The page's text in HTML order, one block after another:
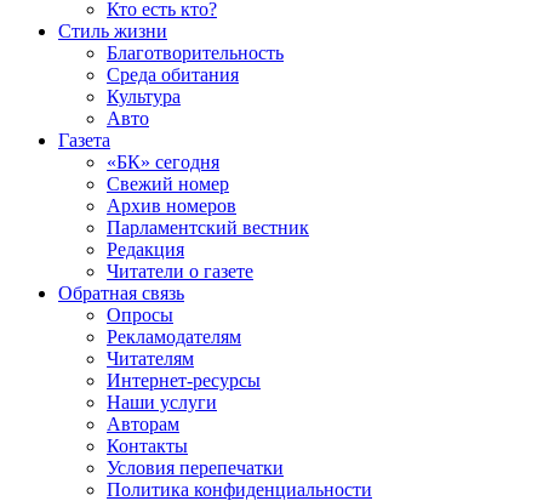
Кто есть кто?
Стиль жизни
Благотворительность
Среда обитания
Культура
Авто
Газета
«БК» сегодня
Свежий номер
Архив номеров
Парламентский вестник
Редакция
Читатели о газете
Обратная связь
Опросы
Рекламодателям
Читателям
Интернет-ресурсы
Наши услуги
Авторам
Контакты
Условия перепечатки
Политика конфиденциальности